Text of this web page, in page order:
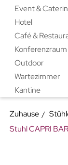
Event &
Hotel
Café &
Konferenzraum
Outdoor
Wartezimmer
Kantine
Zuhause
Stuhl CAPRI